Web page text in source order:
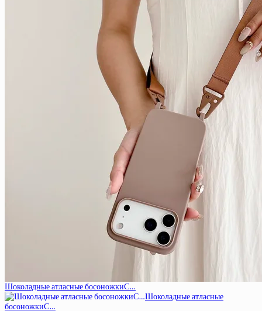
Шоколадные атласные босоножкиС…
Шоколадные атласные
босоножкиС…